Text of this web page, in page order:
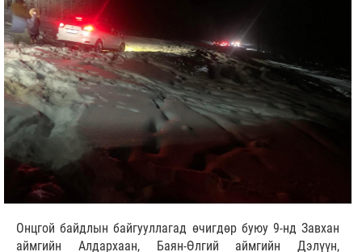
Онцгой байдлын байгууллагад өчигдөр буюу 9-нд Завхан
аймгийн Алдархаан, Баян-Өлгий аймгийн Дэлүүн,